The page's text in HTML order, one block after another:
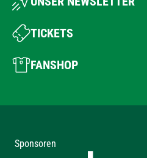
TICKETS
FANSHOP
Sponsoren